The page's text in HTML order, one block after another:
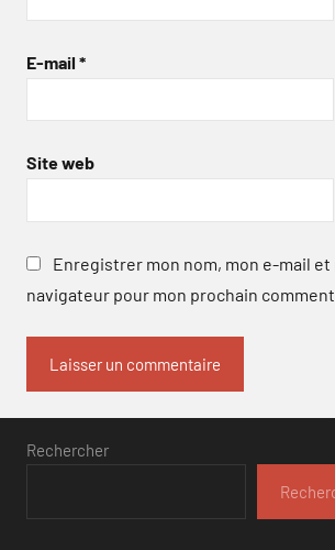
E-mail *
Site web
Enregistrer mon nom, mon e-mail et
navigateur pour mon prochain
Rechercher